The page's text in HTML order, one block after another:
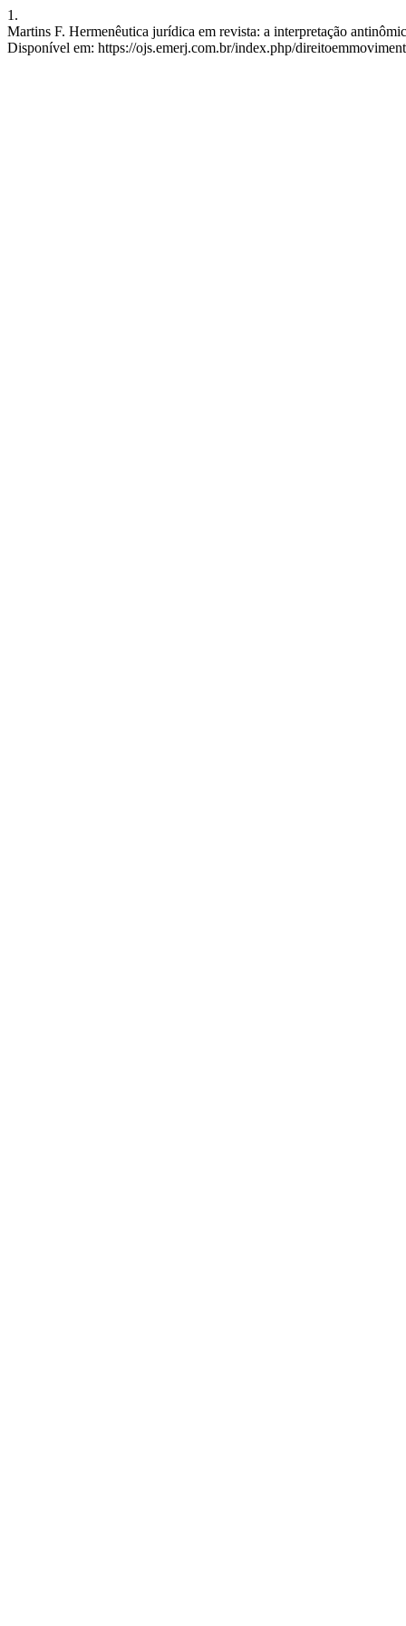
1.
Martins F. Hermenêutica jurídica em revista: a interpretação
Disponível em: https://ojs.emerj.com.br/index.php/